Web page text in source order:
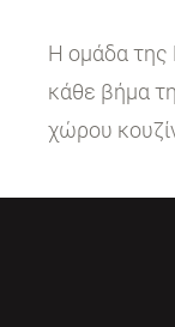
Η ομάδα της
κάθε βήμα
χώρου